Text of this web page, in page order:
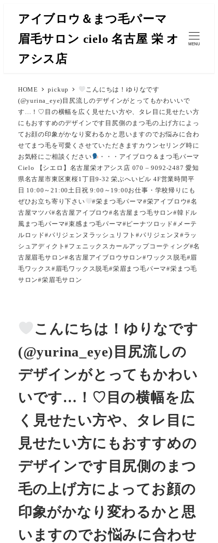
アイブロウ＆まつ毛パーマ
眉毛サロン cielo 名古屋 栄 オ
アシス店
MENU
HOME pickup
こんにちは！ゆりなです
(@yurina_eye)目尻流しのデザインがとってもかわいいで
す…！♡目の横幅を広く見せたい方や、タレ目に見せたい方
にもおすすめのデザインです目尻側のまつ毛の上げ方によっ
てお顔の印象がかなり変わるかと思いますのでお悩みに合わ
せてまつ毛を可愛くさせていただきますカウンセリング時に
お気軽にご相談ください
・・・アイブロウ＆まつ毛パーマ
Cielo 【シエロ】名古屋栄オアシス店 070 – 9092-2487 愛知
県名古屋市東区東桜1丁目9-32 栄ぶへいビル 4F営業時間平
日 10:00～21:00土日祝 9:00～19:00お仕事・学校帰りにも
ぜひお立ち寄り下さい
#栄まつ毛パーマ#栄アイブロウ#名
古屋マツパ#名古屋アイブロウ#名古屋まつ毛サロン#韓ドル
風まつ毛パーマ#束感まつ毛パーマ#ピーナツロッド#メーテ
ルロッド#パリジェンヌラッシュリフト#パリジェンヌ#ラッ
シュアディクト#フェニックスカールアップコーティング#名
古屋眉毛サロン#名古屋アイブロウサロン#ワックス脱毛#眉
毛ワックス#眉毛ワックス脱毛#栄眉まつ毛パーマ#栄まつ毛
サロン#栄眉毛サロン
こんにちは！ゆりなです
(@yurina_eye)目尻流しの
デザインがとってもかわい
いです…！♡目の横幅を広
く見せたい方や、タレ目に
見せたい方にもおすすめの
デザインです目尻側のまつ
毛の上げ方によってお顔の
印象がかなり変わるかと思
いますのでお悩みに合わせ